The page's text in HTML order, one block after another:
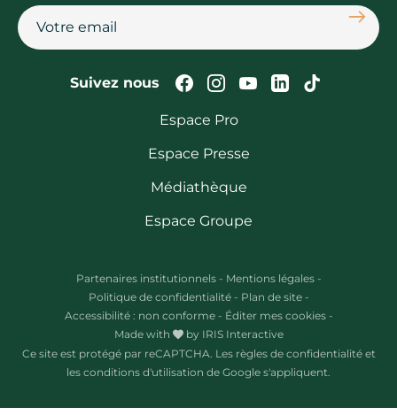
Suivez nous Suivez-nous sur
Suivez-nous sur
Suivez-nous
Suivez-Suivez-
Espace Pro
Espace Presse
Médiathèque
Espace Groupe
Partenaires institutionnels - Mentions légales -
Politique de confidentialité - Plan de site -
Accessibilité : non conforme - Éditer mes cookies -
Made with
by IRIS Interactive
Ce site est protégé par reCAPTCHA. Les règles de confidentialitéet
les conditions d'utilisation de Google s'appliquent.